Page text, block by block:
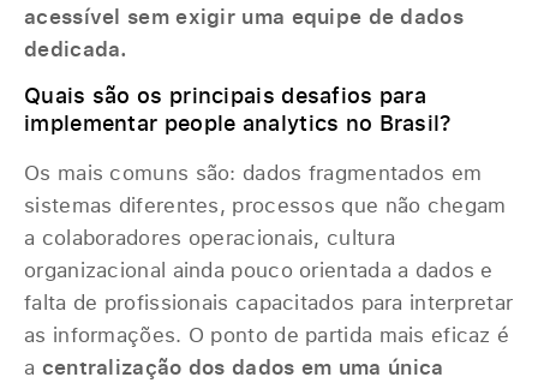
acessível sem exigir uma equipe de dados
dedicada.
Quais são os principais desafios para
implementar people analytics no Brasil?
Os mais comuns são: dados fragmentados em
sistemas diferentes, processos que não chegam
a colaboradores operacionais, cultura
organizacional ainda pouco orientada a dados e
falta de profissionais capacitados para interpretar
as informações. O ponto de partida mais eficaz é
a centralização dos dados em uma única